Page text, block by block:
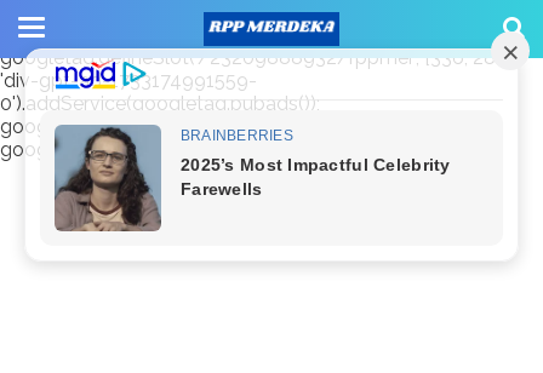
window.googletag = window.googletag || {cmd: []};
googletag.cmd.push(function() {
googletag.defineSlot('/23209888932/rppmer', [336, 280],
'div-gpt-ad-1733174991559-
0').addService(googletag.pubads());
googletag.pubads().enableSingleRequest();
googletag.enableServices(); });